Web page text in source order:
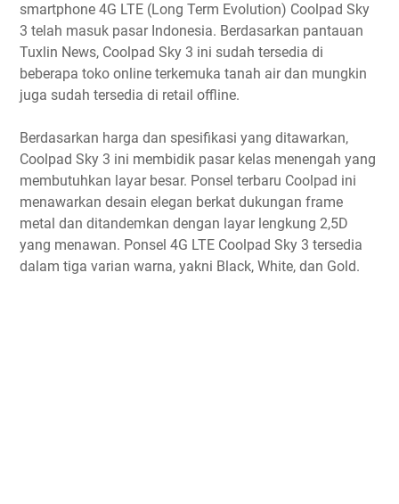
smartphone 4G LTE (Long Term Evolution) Coolpad Sky
3 telah masuk pasar Indonesia. Berdasarkan pantauan
Tuxlin News, Coolpad Sky 3 ini sudah tersedia di
beberapa toko online terkemuka tanah air dan mungkin
juga sudah tersedia di retail offline.
Berdasarkan harga dan spesifikasi yang ditawarkan,
Coolpad Sky 3 ini membidik pasar kelas menengah yang
membutuhkan layar besar. Ponsel terbaru Coolpad ini
menawarkan desain elegan berkat dukungan frame
metal dan ditandemkan dengan layar lengkung 2,5D
yang menawan. Ponsel 4G LTE Coolpad Sky 3 tersedia
dalam tiga varian warna, yakni Black, White, dan Gold.